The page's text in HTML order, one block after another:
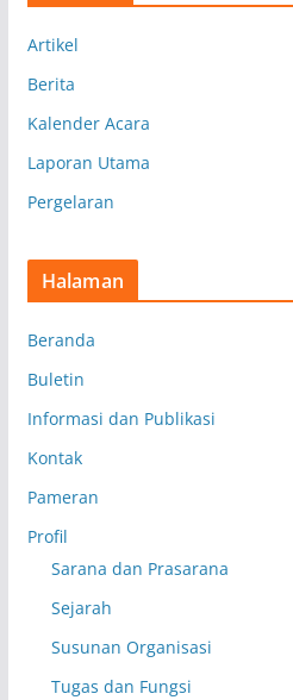
Artikel
Berita
Kalender Acara
Laporan Utama
Pergelaran
Halaman
Beranda
Buletin
Informasi dan Publikasi
Kontak
Pameran
Profil
Sarana dan Prasarana
Sejarah
Susunan Organisasi
Tugas dan Fungsi